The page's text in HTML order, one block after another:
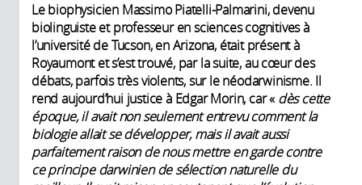
Le biophysicien Massimo Piatelli-Palmarini, devenu
biolinguiste et professeur en sciences cognitives à
l’université de Tucson, en Arizona, était présent à
Royaumont et s’est trouvé, par la suite, au cœur des
débats, parfois très violents, sur le néodarwinisme. Il
rend aujourd’hui justice à Edgar Morin, car « dès cette
époque, il avait non seulement entrevu comment la
biologie allait se développer, mais il avait aussi
parfaitement raison de nous mettre en garde contre
ce principe darwinien de sélection naturelle du